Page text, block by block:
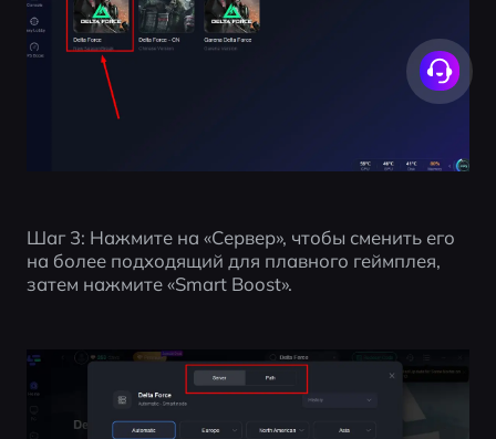
Шаг 3: Нажмите на «Сервер», чтобы сменить его
на более подходящий для плавного геймплея,
затем нажмите «Smart Boost».